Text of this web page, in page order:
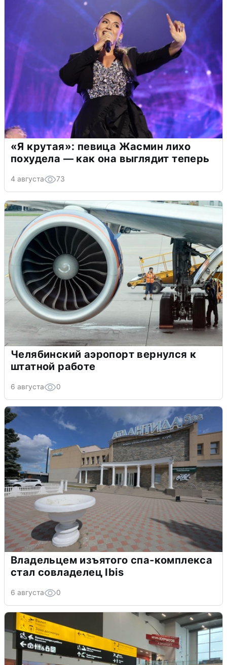
«Я крутая»: певица Жасмин лихо
похудела — как она выглядит теперь
4 августа 73
Челябинский аэропорт вернулся к
штатной работе
6 августа 0
Владельцем изъятого спа-комплекса
стал совладелец Ibis
6 августа 0